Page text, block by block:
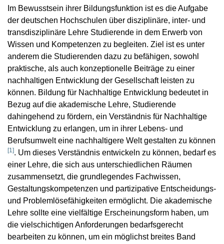
Im Bewusstsein ihrer Bildungsfunktion ist es die Aufgabe
der deutschen Hochschulen über disziplinäre, inter- und
transdisziplinäre Lehre Studierende in dem Erwerb von
Wissen und Kompetenzen zu begleiten. Ziel ist es unter
anderem die Studierenden dazu zu befähigen, sowohl
praktische, als auch konzeptionelle Beiträge zu einer
nachhaltigen Entwicklung der Gesellschaft leisten zu
können. Bildung für Nachhaltige Entwicklung bedeutet in
Bezug auf die akademische Lehre, Studierende
dahingehend zu fördern, ein Verständnis für Nachhaltige
Entwicklung zu erlangen, um in ihrer Lebens- und
Berufsumwelt eine nachhaltigere Welt gestalten zu können
[1]. Um dieses Verständnis entwickeln zu können, bedarf es
einer Lehre, die sich aus unterschiedlichen Räumen
zusammensetzt, die grundlegendes Fachwissen,
Gestaltungskompetenzen und partizipative Entscheidungs-
und Problemlösefähigkeiten ermöglicht. Die akademische
Lehre sollte eine vielfältige Erscheinungsform haben, um
die vielschichtigen Anforderungen bedarfsgerecht
bearbeiten zu können, um ein möglichst breites Band